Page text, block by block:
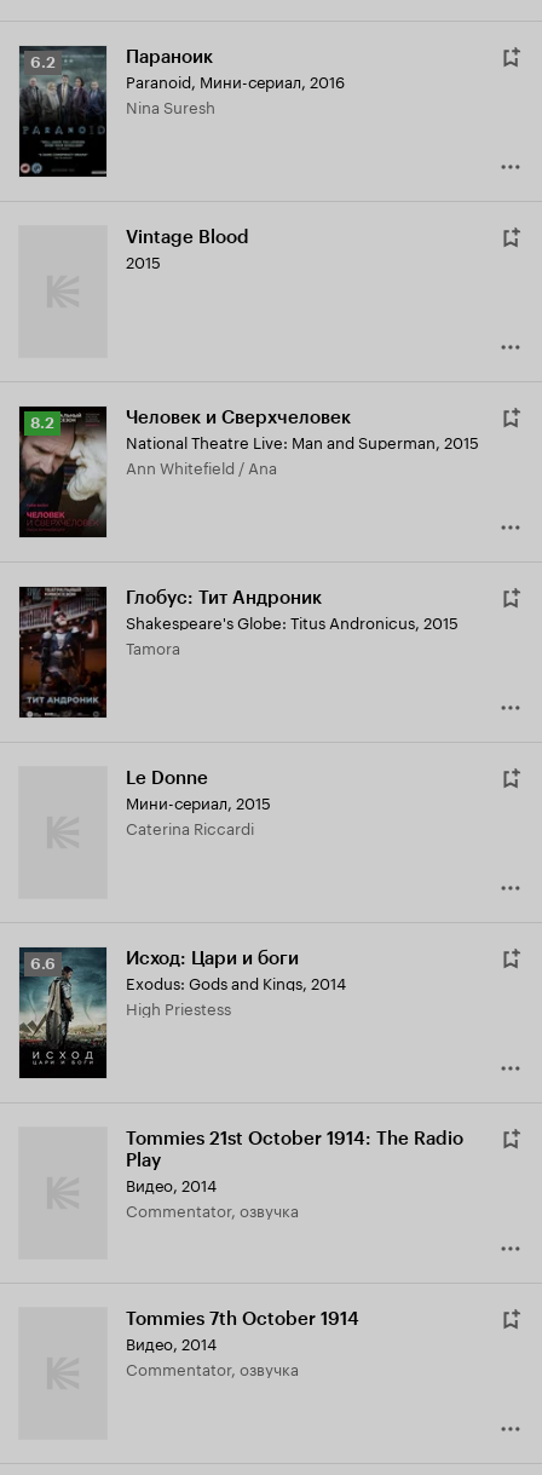
Рейтинг
Кинопоиска
6.2
6.2 Параноик
Paranoid, Мини-сериал, 2016
Nina Suresh
Vintage Blood
2015
Рейтинг
Кинопоиска
8.2
8.2 Человек и Сверхчеловек
National Theatre Live: Man and Superman, 2015
Ann Whitefield / Ana
Глобус: Тит Андроник
Shakespeare's Globe: Titus Andronicus, 2015
Tamora
Le Donne
Мини-сериал, 2015
Caterina Riccardi
Рейтинг
Кинопоиска
6.6
6.6 Исход: Цари и боги
Exodus: Gods and Kings, 2014
High Priestess
Tommies 21st October 1914: The Radio
Play
Видео, 2014
Commentator, озвучка
Tommies 7th October 1914
Видео, 2014
Commentator, озвучка